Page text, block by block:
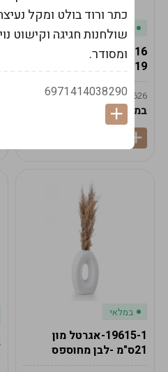
19616-אגרטל הרמס
19ס"מ -קרם
9009492379626
במארז6
במלאי
19615-1-אגרטל מון
21ס"מ -לבן מחוספס
כתר ורוד בולט ומקל
שולחנות חגיגה וקישוט
ומסודר.
6971414038290